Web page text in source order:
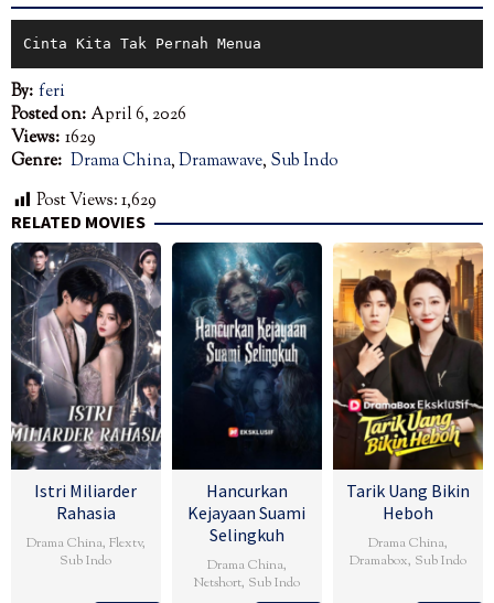
Cinta Kita Tak Pernah Menua
By: feri
Posted on: April 6, 2026
Views: 1629
Genre: Drama China,Dramawave, Sub Indo
Post Views:1,629
RELATED MOVIES
Istri Miliarder
Rahasia
Drama China, Flextv,
Sub Indo
Hancurkan
Kejayaan Suami
Selingkuh
Drama China,
Netshort, Sub Indo
Tarik Uang Bikin
Heboh
Drama China,
Dramabox, Sub Indo